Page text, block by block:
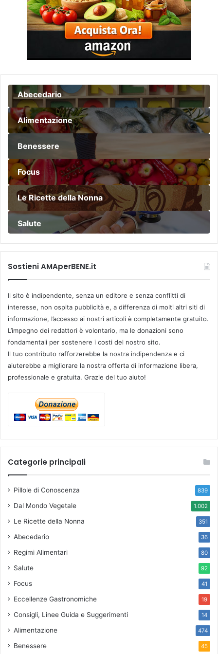
Abecedario
Alimentazione
Benessere
Focus
Le Ricette della Nonna
Salute
Sostieni AMAperBENE.it
Il sito è indipendente, senza un editore e senza conflitti di
interesse, non ospita pubblicità e, a differenza di molti altri siti di
informazione, l’accesso ai nostri articoli è completamente gratuito.
L’impegno dei redattori è volontario, ma le donazioni sono
fondamentali per sostenere i costi del nostro sito.
Il tuo contributo rafforzerebbe la nostra indipendenza e ci
aiuterebbe a migliorare la nostra offerta di informazione libera,
professionale e gratuita. Grazie del tuo aiuto!
Categorie principali
Pillole di Conoscenza 839
Dal Mondo Vegetale 1.002
Le Ricette della Nonna 351
Abecedario 36
Regimi Alimentari 80
Salute 92
Focus 41
Eccellenze Gastronomiche 19
Consigli, Linee Guida e Suggerimenti 14
Alimentazione 474
Benessere 45